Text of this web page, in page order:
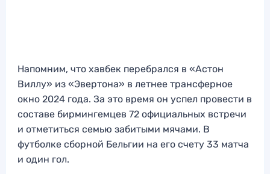
Напомним, что хавбек перебрался в «Астон
Виллу» из «Эвертона» в летнее трансферное
окно 2024 года. За это время он успел провести в
составе бирмингемцев 72 официальных встречи
и отметиться семью забитыми мячами. В
футболке сборной Бельгии на его счету 33 матча
и один гол.